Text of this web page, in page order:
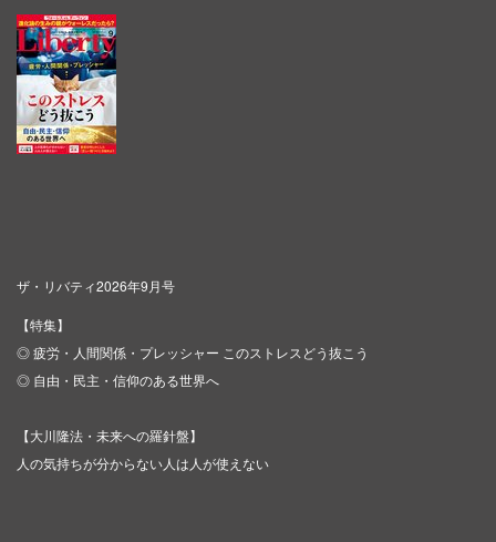
ザ・リバティ2026年9月号
【特集】
◎ 疲労・人間関係・プレッシャー このストレスどう抜こう
◎ 自由・民主・信仰のある世界へ
【大川隆法・未来への羅針盤】
人の気持ちが分からない人は人が使えない